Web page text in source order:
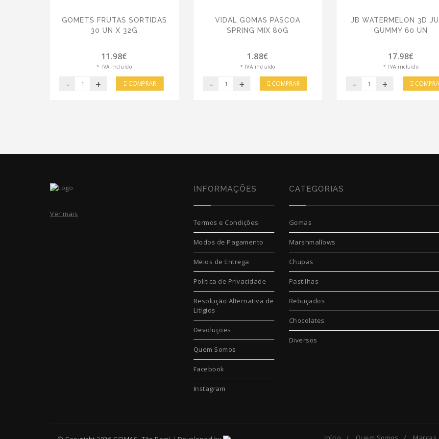
GOMETS FRUTAS SORTIDAS
30 UN X 32G
11.98€
* IVA incluído
- + COMPRAR
VIDAL GOMAS PÁSCOA
SPRING MIX 80G
1.88€
* IVA incluído
- + COMPRAR
JB WATERMELON 3D
GUMMY 60 UN
17.98€
* IVA incluído
- +
Ver mais
INFORMAÇÕES
Termos e Condições
Modos de Pagamento
Meios de Entrega
Politica de Privacidade
Resolução Alternativa de
Litígios
Devoluções
Quem Somos
Facebook
Instagram
CATEGORIAS
Gomas
Marshmallows
Chupas
Pastilhas
Rebuçados
Chocolates
Diversos